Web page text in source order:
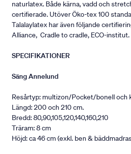
naturlatex. Både kärna, vadd och
certifierade. Utöver Öko-tex 100
Talalaylatex har även följande
Alliance, Cradle to cradle, ECO-institut.
SPECIFIKATIONER
Säng Annelund
Resårtyp: multizon/Pocket/bonell och
Längd: 200 och 210 cm.
Bredd: 80,90,105,120,140,160,210
Träram: 8 cm
Höjd: ca 46 cm (exkl. ben &